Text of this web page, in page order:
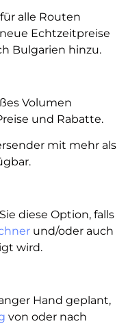
alle Routen
Echtzeitpreise
Bulgarien hinzu.
Volumen
und Rabatte.
mit mehr als
diese Option, falls
und/oder auch
wird.
Hand geplant,
von oder nach